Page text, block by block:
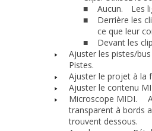
■ Aucun. Les
■ Derrière les
ce que leur
■ Devant les
Ajuster les pistes/
Pistes.
Ajuster le projet à la
Ajuster le contenu
Microscope MIDI.
transparent à bords
trouvent dessous.